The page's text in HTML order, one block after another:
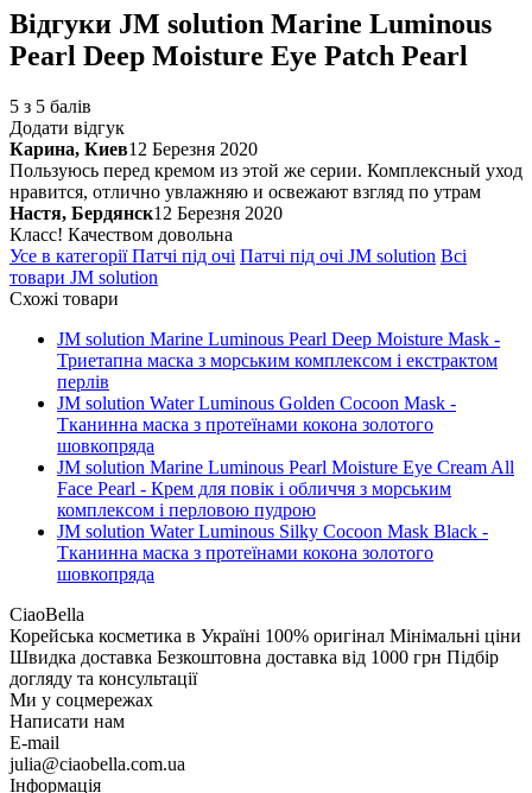
Відгуки JM solution Marine Luminous
Pearl Deep Moisture Eye Patch Pearl
5 з 5 балів
Додати відгук
Карина, Киев12 Березня 2020
Пользуюсь перед кремом из этой же серии. Комплексный уход
нравится, отлично увлажняю и освежают взгляд по утрам
Настя, Бердянск12 Березня 2020
Класс! Качеством довольна
Усе в категоріїПатчі під очі Патчі під очі JM solution Всі
товари JM solution
Схожі товари
JM solution Marine Luminous Pearl Deep Moisture Mask -
Триетапна маска з морським комплексом і екстрактом
перлів
JM solution Water Luminous Golden Cocoon Mask -
Тканинна маска з протеїнами кокона золотого
шовкопряда
JM solution Marine Luminous Pearl Moisture Eye Cream All
Face Pearl - Крем для повік і обличчя з морським
комплексом і перловою пудрою
JM solution Water Luminous Silky Cocoon Mask Black -
Тканинна маска з протеїнами кокона золотого
шовкопряда
CiaoBella
Корейська косметика в Україні 100% оригінал Мінімальні ціни
Швидка доставка Безкоштовна доставка від 1000 грн Підбір
догляду та консультації
Ми у соцмережах
Написати нам
E-mail
julia@ciaobella.com.ua
Інформація